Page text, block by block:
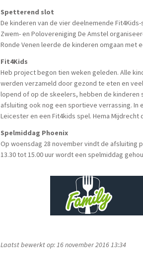
Spetterend slot
De kinderen van de vier deelnemende
Zwem- en Polovereniging De Amstel
Ronde Venen leerde de kinderen omgaan met
Fit4Kids
Heb project begon tien weken geleden. Alle
werden verzameld door gezond te eten en
lopend of op de skeelers, hebben de kinderen
afsluiting ook nog een sportieve verrassing. In
Leicester en een Fit4kids spel. Hema
Spelmiddag Phoenix
Op woensdag 28 november vindt de afsluiting
13.30 tot 15.00 uur wordt een spelmiddag
Laatst bewerkt op: 16 november 2016 13:34